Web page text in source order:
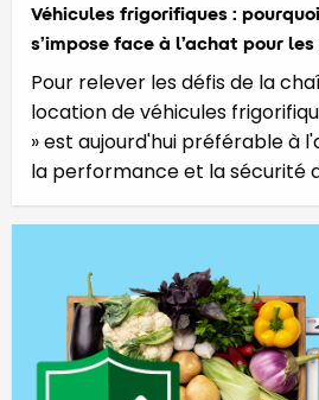
​​​​​Véhicules frigorifiques :
s’impose face à l’achat pour
Pour relever les défis de la
location de véhicules
» est aujourd'hui préférable à
la performance et la sécurité